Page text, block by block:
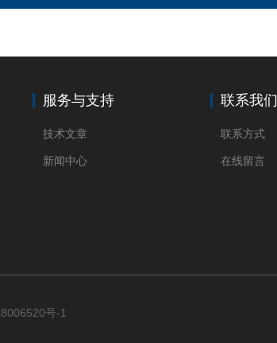
服务与支持
技术文章
新闻中心
联系我们
联系方式
在线留言
号-1